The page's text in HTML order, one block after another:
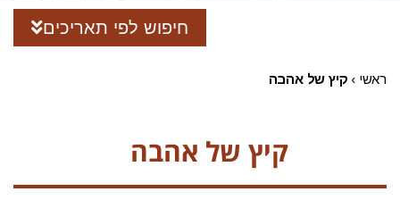
חיפוש לפי תאריכים
ראשי › קיץ של אהבה
קיץ של אהבה